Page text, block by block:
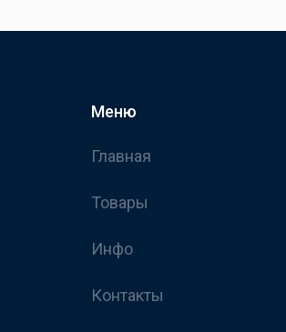
Меню
Главная
Товары
Инфо
Контакты